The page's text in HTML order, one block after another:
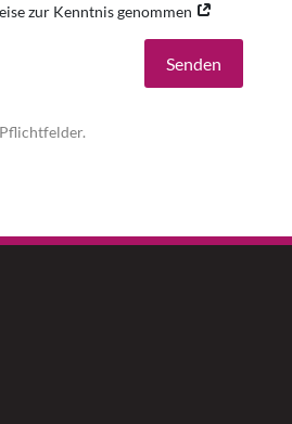
zur Kenntnis genommen
Senden